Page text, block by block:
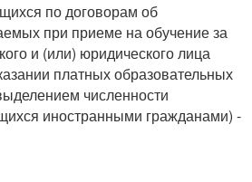
по договорам об
при приеме на обучение за
и (или) юридического лица
платных образовательных
численности
иностранными гражданами) -